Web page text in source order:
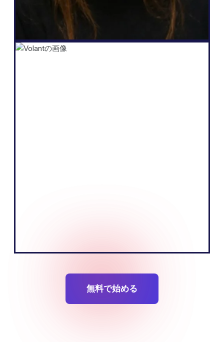
Salomé Amar
無料で始める